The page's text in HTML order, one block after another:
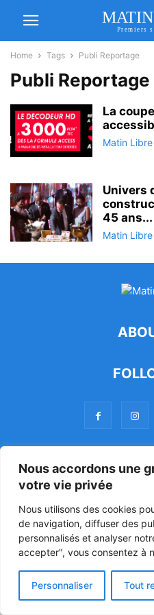
Nous accordons une
votre vie privée
Nous utilisons des cookies
de navigation, diffuser des
personnalisés et analyser
accepter", vous consentez à
Personnaliser Tout
Premiers
Home Tags Publi Reportage
Publi Reportage
La
Matin Libre
Univers
45 ans...
Matin Libre
47ᵉ Assemblée Mondiale sur
Luciano Hounkponou
Politique
© Powered by